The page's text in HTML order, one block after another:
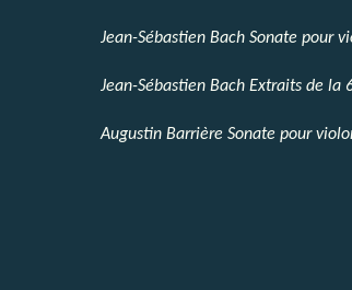
Jean-Sébastien Bach Sonate pour
Jean-Sébastien Bach Extraits de la
Augustin Barrière Sonate pour